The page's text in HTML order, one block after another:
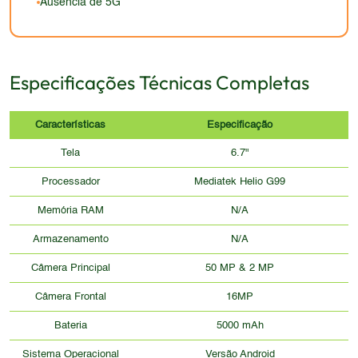
Ausência de 5G
Especificações Técnicas Completas
Características Especificação
Tela 6.7"
Processador Mediatek Helio G99
Memória RAM N/A
Armazenamento N/A
Câmera Principal 50 MP & 2 MP
Câmera Frontal 16MP
Bateria 5000 mAh
Sistema Operacional Versão Android